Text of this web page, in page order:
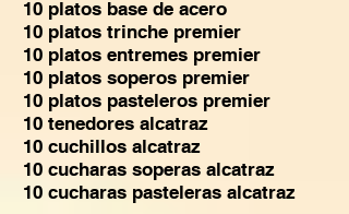
10 platos base de acero
10 platos trinche premier
10 platos entremes premier
10 platos soperos premier
10 platos pasteleros premier
10 tenedores alcatraz
10 cuchillos alcatraz
10 cucharas soperas alcatraz
10 cucharas pasteleras alcatraz